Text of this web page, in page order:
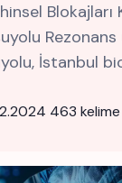
Blokajları
İstanbul
463 kelime